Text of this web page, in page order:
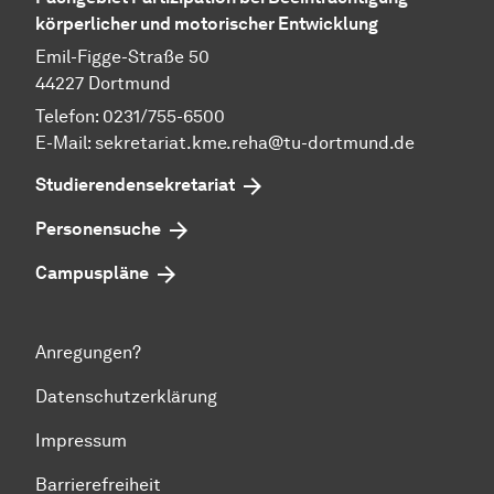
körperlicher und motorischer Entwicklung
Emil-Figge-Straße 50
44227 Dortmund
Telefon: 0231/755-6500
E-Mail: sekretariat.kme.reha@tu-dortmund.de
Studierendensekretariat
Personensuche
Campuspläne
Anregungen?
Datenschutzerklärung
Impressum
Barrierefreiheit